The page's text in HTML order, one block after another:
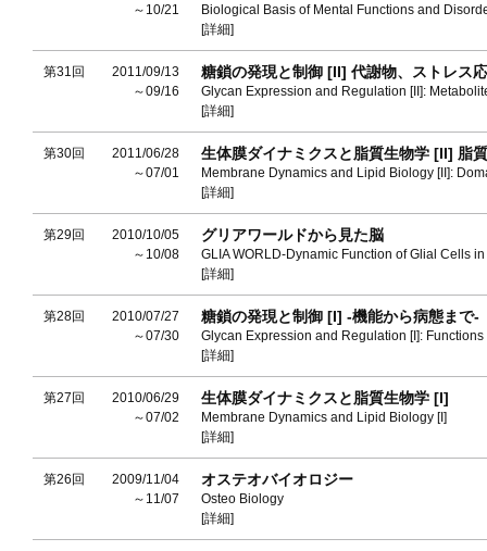
～10/21
Biological Basis of Mental Functions and
[詳細]
第31回
2011/09/13
～09/16
糖鎖の発現と制御 [II] 代謝物、ストレス
Glycan Expression and Regulation [II]:
[詳細]
第30回
2011/06/28
～07/01
生体膜ダイナミクスと脂質生物学 [II] 脂
Membrane Dynamics and Lipid Biology [II]:
[詳細]
第29回
2010/10/05
～10/08
グリアワールドから見た脳
GLIA WORLD-Dynamic Function of Glial Cells
[詳細]
第28回
2010/07/27
～07/30
糖鎖の発現と制御 [I] -機能から病態まで-
Glycan Expression and Regulation [I]:
[詳細]
第27回
2010/06/29
～07/02
生体膜ダイナミクスと脂質生物学 [I]
Membrane Dynamics and Lipid Biology [I]
[詳細]
第26回
2009/11/04
～11/07
オステオバイオロジー
Osteo Biology
[詳細]